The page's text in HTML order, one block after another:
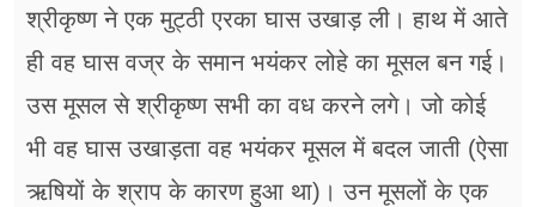
श्रीकृष्ण ने एक मुट्ठी एरका घास उखाड़ ली। हाथ में आते
ही वह घास वज्र के समान भयंकर लोहे का मूसल बन गई।
उस मूसल से श्रीकृष्ण सभी का वध करने लगे। जो कोई
भी वह घास उखाड़ता वह भयंकर मूसल में बदल जाती (ऐसा
ऋषियों के श्राप के कारण हुआ था)। उन मूसलों के एक